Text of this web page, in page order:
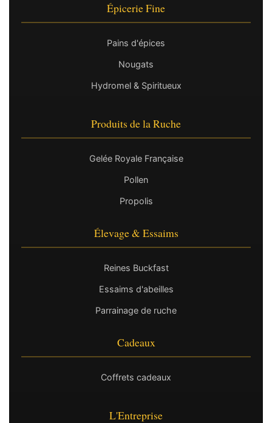
Épicerie Fine
Pains d'épices
Nougats
Hydromel & Spiritueux
Produits de la Ruche
Gelée Royale Française
Pollen
Propolis
Élevage & Essaims
Reines Buckfast
Essaims d'abeilles
Parrainage de ruche
Cadeaux
Coffrets cadeaux
L'Entreprise